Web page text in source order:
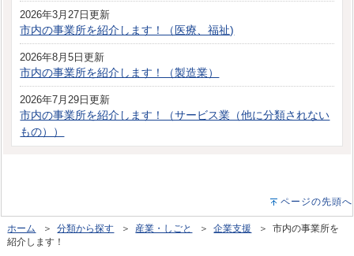
2026年3月27日更新
市内の事業所を紹介します！（医療、福祉)
2026年8月5日更新
市内の事業所を紹介します！（製造業）
2026年7月29日更新
市内の事業所を紹介します！（サービス業（他に分類されない
もの））
ページの先頭へ
ホーム ＞分類から探す ＞ 産業・しごと ＞企業支援
＞ 市内の事業所を
紹介します！